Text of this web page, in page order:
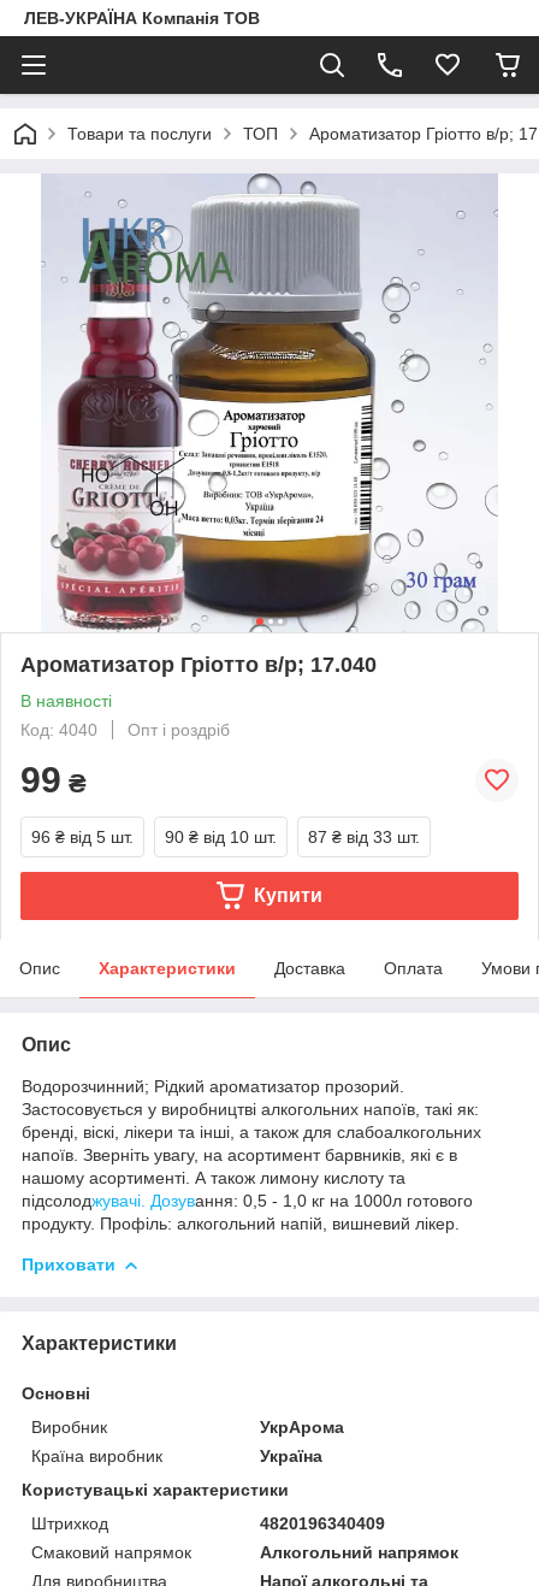
ЛЕВ-УКРАЇНА Компанія ТОВ
Товари та послуги ТОП Ароматизатор Гріотто в/р;
Ароматизатор Гріотто в/р; 17.040
В наявності
Код: 4040
Опт і роздріб
99 ₴
96 ₴ від 5 шт. 90 ₴ від 10 шт. 87 ₴ від 33 шт.
Купити
Опис Характеристики Доставка Оплата Умови
Опис
Водорозчинний; Рідкий ароматизатор прозорий.
Застосовується у виробництві алкогольних напоїв, такі як:
бренді, віскі, лікери та інші, а також для слабоалкогольних
напоїв. Зверніть увагу, на асортимент барвників, які є в
нашому асортименті. А також лимону кислоту та
підсолоджувачі. Дозування: 0,5 - 1,0 кг на 1000л готового
продукту. Профіль: алкогольний напій, вишневий лікер.
Приховати
Характеристики
Основні
Виробник
УкрАрома
Країна виробник
Україна
Користувацькі характеристики
Штрихкод
4820196340409
Смаковий напрямок
Алкогольний напрямок
Для виробництва
Напої алкогольні та